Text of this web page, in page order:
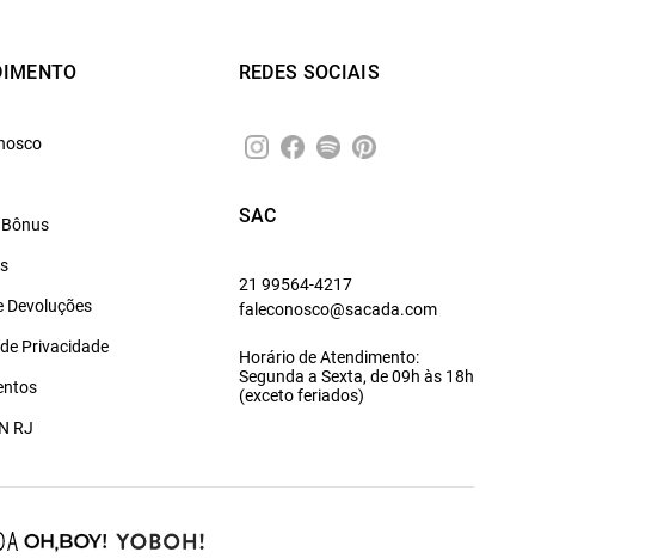
Devoluções
Privacidade
RJ
REDES SOCIAIS
SAC
21 99564-4217
faleconosco@sacada.com
Horário de Atendimento:
Segunda a Sexta, de 09h às 18h
(exceto feriados)